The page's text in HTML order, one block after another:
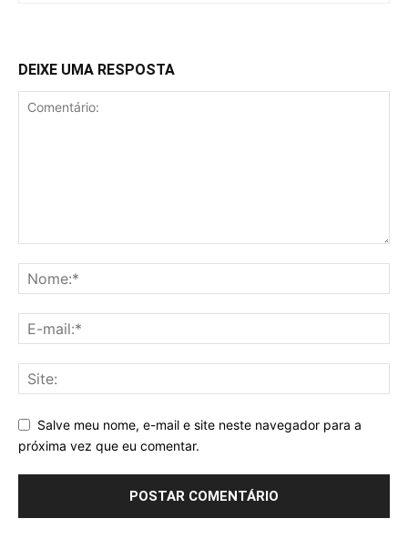
DEIXE UMA RESPOSTA
Salve meu nome, e-mail e site neste navegador para a
próxima vez que eu comentar.